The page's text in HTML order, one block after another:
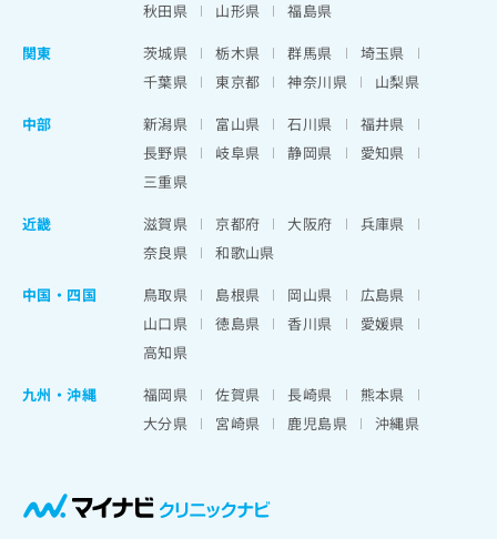
秋田県
山形県
福島県
関東
茨城県 栃木県 群馬県
埼玉県
千葉県
東京都 神奈川県
山梨県
中部
新潟県 富山県 石川県
福井県
長野県
岐阜県 静岡県
愛知県
三重県
近畿
滋賀県 京都府 大阪府
兵庫県
奈良県
和歌山県
中国・四国
鳥取県 島根県 岡山県
広島県
山口県
徳島県 香川県
愛媛県
高知県
九州・沖縄
福岡県 佐賀県 長崎県
熊本県
大分県
宮崎県 鹿児島県 沖縄県